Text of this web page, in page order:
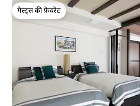
गेस्ट्स की फ़ेवरेट
गेस्ट्स की फ़ेवरेट